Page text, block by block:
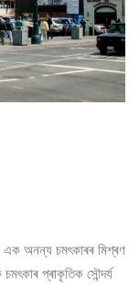
এক অনন্য চমৎকাৰৰ মিশ্ৰণ
প্ৰাকৃতিক সৌন্দৰ্য